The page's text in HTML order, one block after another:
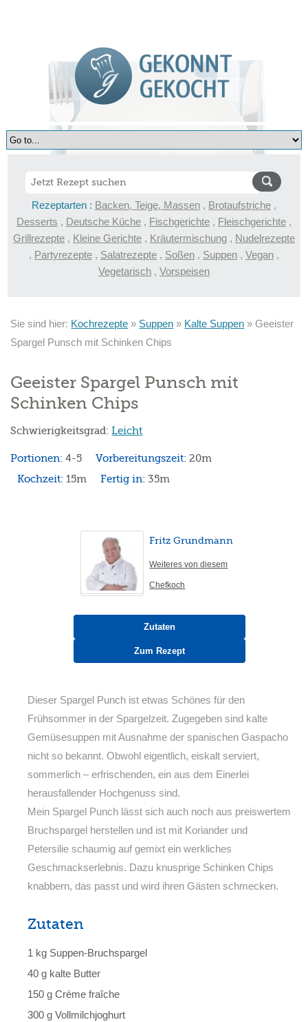
Rezeptarten : Backen, Teige, Massen , Brotaufstriche ,
Desserts , Deutsche Küche , Fischgerichte , Fleischgerichte ,
Grillrezepte , Kleine Gerichte , Kräutermischung , Nudelrezepte
, Partyrezepte , Salatrezepte , Soßen , Suppen , Vegan ,
Vegetarisch , Vorspeisen
Sie sind hier: Kochrezepte » Suppen » Kalte Suppen »Geeister
Spargel Punsch mit Schinken Chips
Geeister Spargel Punsch mit
Schinken Chips
Schwierigkeitsgrad:Leicht
Portionen:4-5 Vorbereitungszeit:20m
Kochzeit:15m Fertig in: 35m
Fritz Grundmann
Weiteres von diesem
Chefkoch
Zutaten
Zum Rezept
Dieser Spargel Punch ist etwas Schönes für den
Frühsommer in der Spargelzeit. Zugegeben sind kalte
Gemüsesuppen mit Ausnahme der spanischen Gaspacho
nicht so bekannt. Obwohl eigentlich, eiskalt serviert,
sommerlich – erfrischenden, ein aus dem Einerlei
herausfallender Hochgenuss sind.
Mein Spargel Punch lässt sich auch noch aus preiswertem
Bruchspargel herstellen und ist mit Koriander und
Petersilie schaumig auf gemixt ein werkliches
Geschmackserlebnis. Dazu knusprige Schinken Chips
knabbern, das passt und wird ihren Gästen schmecken.
Zutaten
1 kg Suppen-Bruchspargel
40 g kalte Butter
150 g Crème fraîche
300 g Vollmilchjoghurt